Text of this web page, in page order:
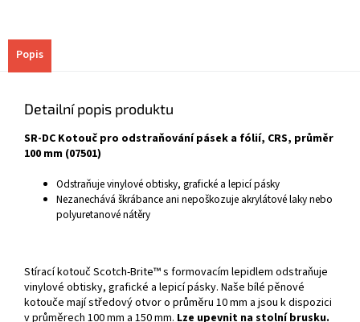
Popis
Detailní popis produktu
SR-DC Kotouč pro odstraňování pásek a fólií, CRS, průměr
100 mm (07501)
Odstraňuje vinylové obtisky, grafické a lepicí pásky
Nezanechává škrábance ani nepoškozuje akrylátové laky nebo
polyuretanové nátěry
Stírací kotouč Scotch-Brite™ s formovacím lepidlem odstraňuje
vinylové obtisky, grafické a lepicí pásky. Naše bílé pěnové
kotouče mají středový otvor o průměru 10 mm a jsou k dispozici
v průměrech 100 mm a 150 mm. Lze upevnit na stolní brusku.